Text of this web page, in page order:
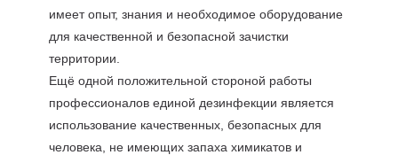
имеет опыт, знания и необходимое оборудование
для качественной и безопасной зачистки
территории.
Ещё одной положительной стороной работы
профессионалов единой дезинфекции является
использование качественных, безопасных для
человека, не имеющих запаха химикатов и